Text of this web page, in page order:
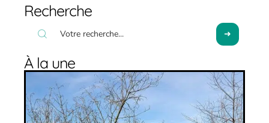
Recherche
À la une